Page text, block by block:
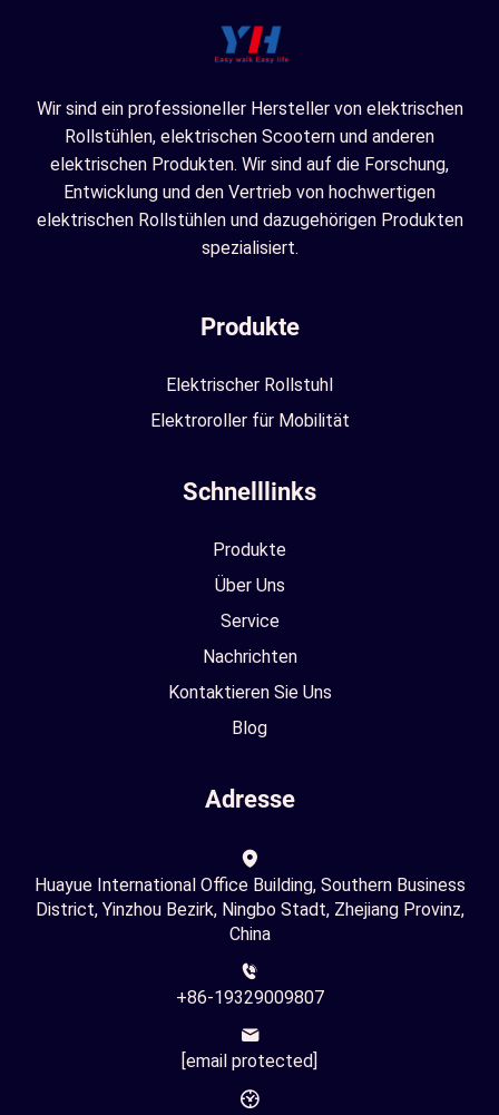
Wir sind ein professioneller Hersteller von elektrischen
Rollstühlen, elektrischen Scootern und anderen
elektrischen Produkten. Wir sind auf die Forschung,
Entwicklung und den Vertrieb von hochwertigen
elektrischen Rollstühlen und dazugehörigen Produkten
spezialisiert.
Produkte
Elektrischer Rollstuhl
Elektroroller für Mobilität
Schnelllinks
Produkte
Über Uns
Service
Nachrichten
Kontaktieren Sie Uns
Blog
Adresse
Huayue International Office Building, Southern Business
District, Yinzhou Bezirk, Ningbo Stadt, Zhejiang Provinz,
China
+86-19329009807
[email protected]